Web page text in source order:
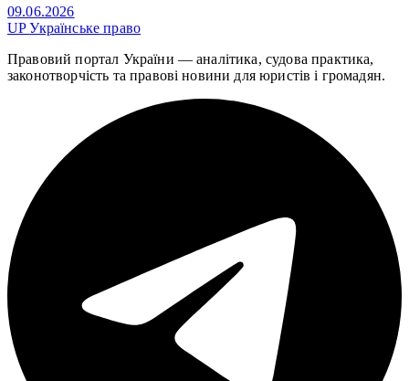
09.06.2026
UPУкраїнське право
Правовий портал України — аналітика, судова практика,
законотворчість та правові новини для юристів і громадян.